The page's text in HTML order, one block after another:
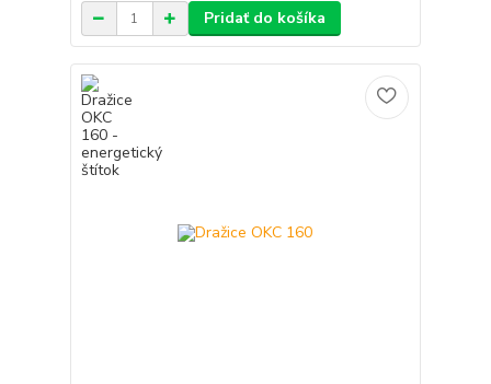
Pridať do košíka